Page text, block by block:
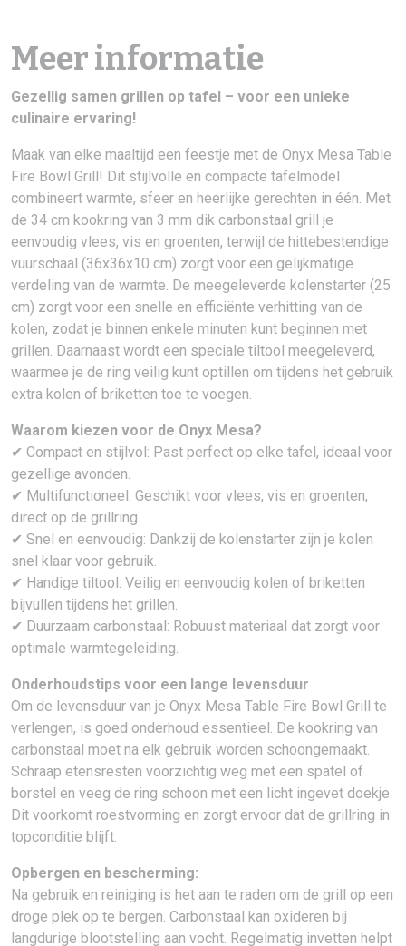
Meer informatie
Gezellig samen grillen op tafel – voor een unieke
culinaire ervaring!
Maak van elke maaltijd een feestje met de Onyx Mesa Table
Fire Bowl Grill! Dit stijlvolle en compacte tafelmodel
combineert warmte, sfeer en heerlijke gerechten in één. Met
de 34 cm kookring van 3 mm dik carbonstaal grill je
eenvoudig vlees, vis en groenten, terwijl de hittebestendige
vuurschaal (36x36x10 cm) zorgt voor een gelijkmatige
verdeling van de warmte. De meegeleverde kolenstarter (25
cm) zorgt voor een snelle en efficiënte verhitting van de
kolen, zodat je binnen enkele minuten kunt beginnen met
grillen. Daarnaast wordt een speciale tiltool meegeleverd,
waarmee je de ring veilig kunt optillen om tijdens het gebruik
extra kolen of briketten toe te voegen.
Waarom kiezen voor de Onyx Mesa?
✔ Compact en stijlvol: Past perfect op elke tafel, ideaal voor
gezellige avonden.
✔ Multifunctioneel: Geschikt voor vlees, vis en groenten,
direct op de grillring.
✔ Snel en eenvoudig: Dankzij de kolenstarter zijn je kolen
snel klaar voor gebruik.
✔ Handige tiltool: Veilig en eenvoudig kolen of briketten
bijvullen tijdens het grillen.
✔ Duurzaam carbonstaal: Robuust materiaal dat zorgt voor
optimale warmtegeleiding.
Onderhoudstips voor een lange levensduur
Om de levensduur van je Onyx Mesa Table Fire Bowl Grill te
verlengen, is goed onderhoud essentieel. De kookring van
carbonstaal moet na elk gebruik worden schoongemaakt.
Schraap etensresten voorzichtig weg met een spatel of
borstel en veeg de ring schoon met een licht ingevet doekje.
Dit voorkomt roestvorming en zorgt ervoor dat de grillring in
topconditie blijft.
Opbergen en bescherming:
Na gebruik en reiniging is het aan te raden om de grill op een
droge plek op te bergen. Carbonstaal kan oxideren bij
langdurige blootstelling aan vocht. Regelmatig invetten helpt